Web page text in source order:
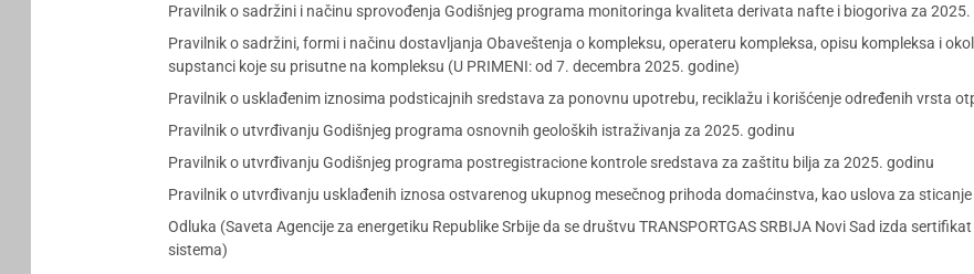
Pravilnik o sadržini i načinu sprovođenja Godišnjeg programa monitoringa kvaliteta derivata nafte i biogoriva za 2025.
Pravilnik o sadržini, formi i načinu dostavljanja Obaveštenja o kompleksu, operateru kompleksa, opisu kompleksa i
supstanci koje su prisutne na kompleksu (U PRIMENI: od 7. decembra 2025. godine)
Pravilnik o usklađenim iznosima podsticajnih sredstava za ponovnu upotrebu, reciklažu i korišćenje određenih vrsta
Pravilnik o utvrđivanju Godišnjeg programa osnovnih geoloških istraživanja za 2025. godinu
Pravilnik o utvrđivanju Godišnjeg programa postregistracione kontrole sredstava za zaštitu bilja za 2025. godinu
Pravilnik o utvrđivanju usklađenih iznosa ostvarenog ukupnog mesečnog prihoda domaćinstva, kao uslova za
Odluka (Saveta Agencije za energetiku Republike Srbije da se društvu TRANSPORTGAS SRBIJA Novi Sad izda
sistema)